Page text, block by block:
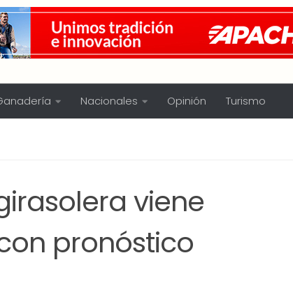
Nacionales Opinión Turismo
viene
pronóstico